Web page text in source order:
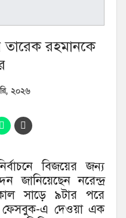
তারেক রহমানকে
২০২৬
বিজয়ের জন্য
জানিয়েছেন নরেন্দ্র
সাড়ে ৯টার পরে
ফেসবুক-এ দেওয়া এক